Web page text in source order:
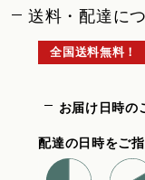
送料・配達に
全国送料無料！
お届け日時の
配達の日時をご指